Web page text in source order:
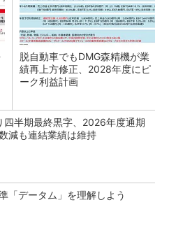
脱自動車でもDMG森精機が業
績再上方修正、2028年度にピ
ーク利益計画
四半期最終黒字、2026年度通期
減も連結業績は維持
「データム」を理解しよう